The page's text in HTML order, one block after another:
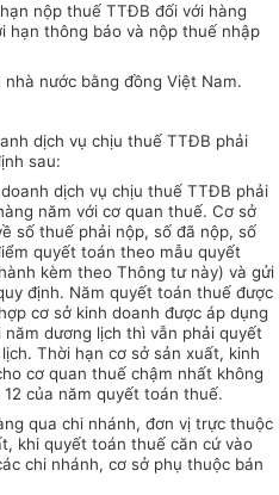
nộp thuế TTĐB đối với hàng
hạn thông báo và nộp thuế nhập
nước bằng đồng Việt Nam.
dịch vụ chịu thuế TTĐB phải
sau:
dịch vụ chịu thuế TTĐB phải
năm với cơ quan thuế. Cơ sở
số thuế phải nộp, số đã nộp, số
quyết toán theo mẫu quyết
kèm theo Thông tư này) và gửi
định. Năm quyết toán thuế được
cơ sở kinh doanh được áp dụng
dương lịch thì vẫn phải quyết
Thời hạn cơ sở sản xuất, kinh
cơ quan thuế chậm nhất không
của năm quyết toán thuế.
qua chi nhánh, đơn vị trực thuộc
khi quyết toán thuế căn cứ vào
chi nhánh, cơ sở phụ thuộc bán